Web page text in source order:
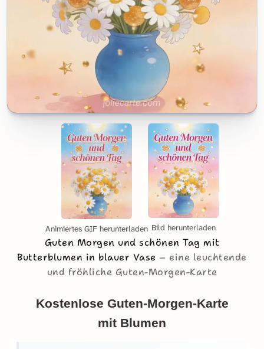
Animiertes GIF herunterladen Bild herunterladen
Guten Morgen und schönen Tag mit
Butterblumen in blauer Vase
eine leuchtende
und fröhliche Guten-Morgen-Karte
Kostenlose Guten-Morgen-Karte
mit Blumen